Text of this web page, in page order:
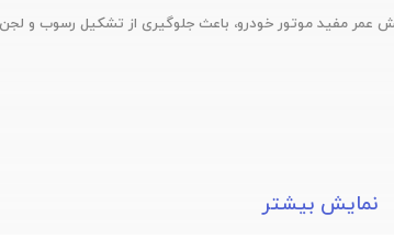
عمر مفید موتور خودرو، باعث جلوگیری از تشکیل رسوب و
نمایش بیشتر